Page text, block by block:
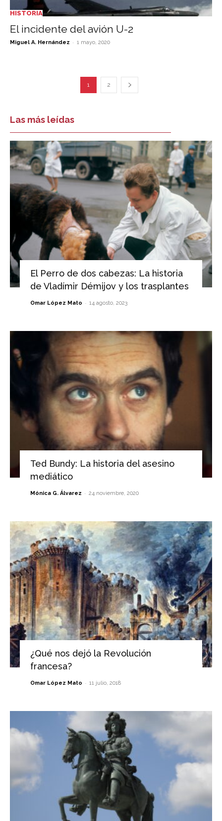
HISTORIA
El incidente del avión U-2
Miguel A. Hernández - 1 mayo, 2020
1 2
Las más leídas
El Perro de dos cabezas: La historia
de Vladímir Démijov y los trasplantes
Omar López Mato - 14 agosto, 2023
Ted Bundy: La historia del asesino
mediático
Mónica G. Álvarez - 24 noviembre, 2020
¿Qué nos dejó la Revolución
francesa?
Omar López Mato - 11 julio, 2018